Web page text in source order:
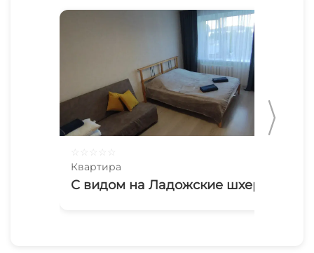
Квартира
С видом на Ладожские шхеры